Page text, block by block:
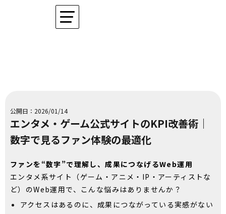
公開日：2026/01/14
エンタメ・ゲーム公式サイトのKPI改善術｜
数字で見るファン体験の最適化
ファンを“数字”で理解し、成果につなげるWeb運用
エンタメ系サイト（ゲーム・アニメ・IP・アーティストな
ど）のWeb運用で、こんな悩みはありませんか？
アクセスはあるのに、成果につながっている実感がない